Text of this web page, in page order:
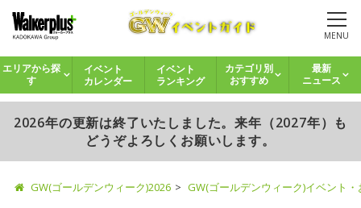
MENU
エリアから探
す
イベント
カレンダー
イベント
ランキング
カテゴリ別
おすすめ
最新
ニュース
2026年の更新は終了いたしました。来年（2027年）も
どうぞよろしくお願いします。
GW(ゴールデンウィーク)2026 GW(ゴールデンウィーク)イベント